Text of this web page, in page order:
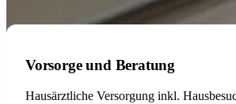
Vorsorge und Beratung
Hausärztliche Versorgung inkl.